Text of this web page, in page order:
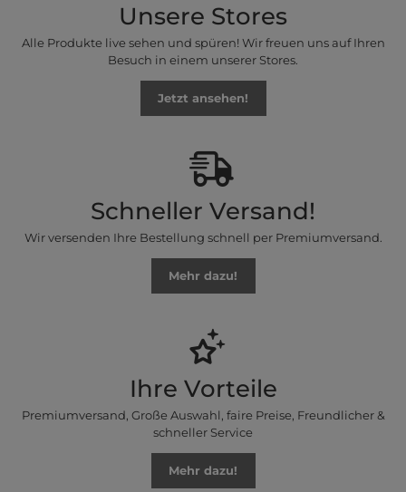
Unsere Stores
Alle Produkte live sehen und spüren! Wir freuen uns auf Ihren
Besuch in einem unserer Stores.
Jetzt ansehen!
Schneller Versand!
Wir versenden Ihre Bestellung schnell per Premiumversand.
Mehr dazu!
Ihre Vorteile
Premiumversand, Große Auswahl, faire Preise, Freundlicher &
schneller Service
Mehr dazu!